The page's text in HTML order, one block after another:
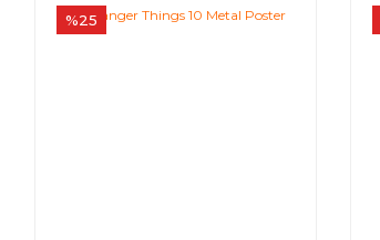
%25